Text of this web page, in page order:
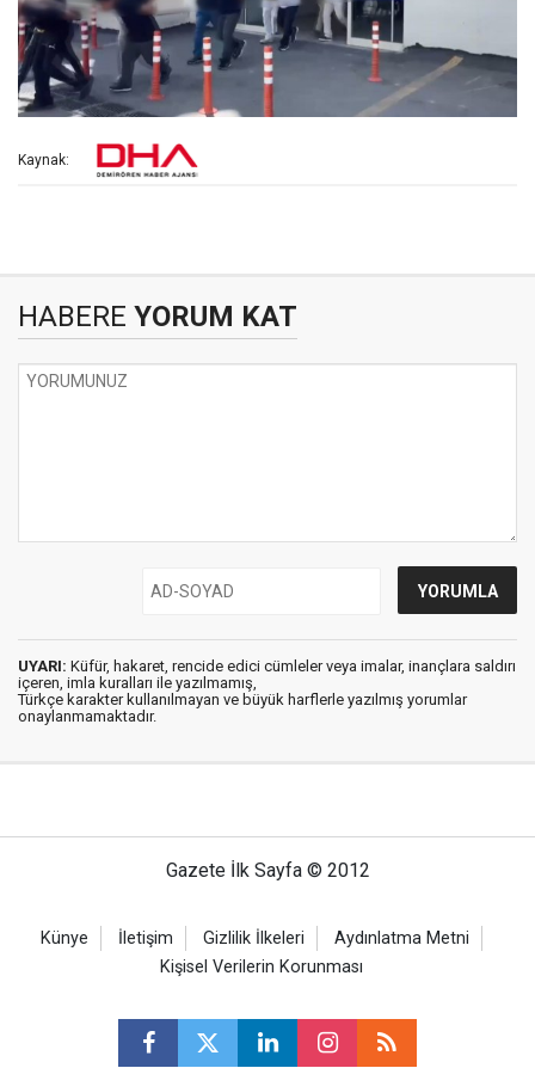
Kaynak:
HABERE YORUM KAT
UYARI: Küfür, hakaret, rencide edici cümleler veya imalar, inançlara saldırı
içeren, imla kuralları ile yazılmamış,
Türkçe karakter kullanılmayan ve büyük harflerle yazılmış yorumlar
onaylanmamaktadır.
Gazete İlk Sayfa © 2012
Künye İletişim Gizlilik İlkeleri
Aydınlatma Metni
Kişisel Verilerin Korunması